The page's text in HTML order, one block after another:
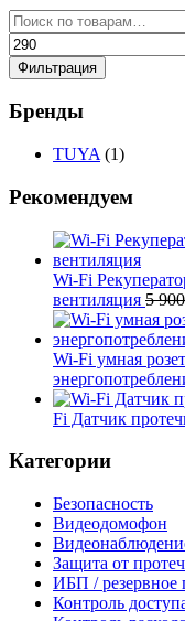
Искать:
Минимальная
цена
Фильтрация
Бренды
TUYA (1)
Рекомендуем
Wi-Fi
вентиляция 5
Wi-Fi умная
Fi Датчик
Категории
Безопасность
Видеодомофон
Защита от
ИБП / резервное
Контроль